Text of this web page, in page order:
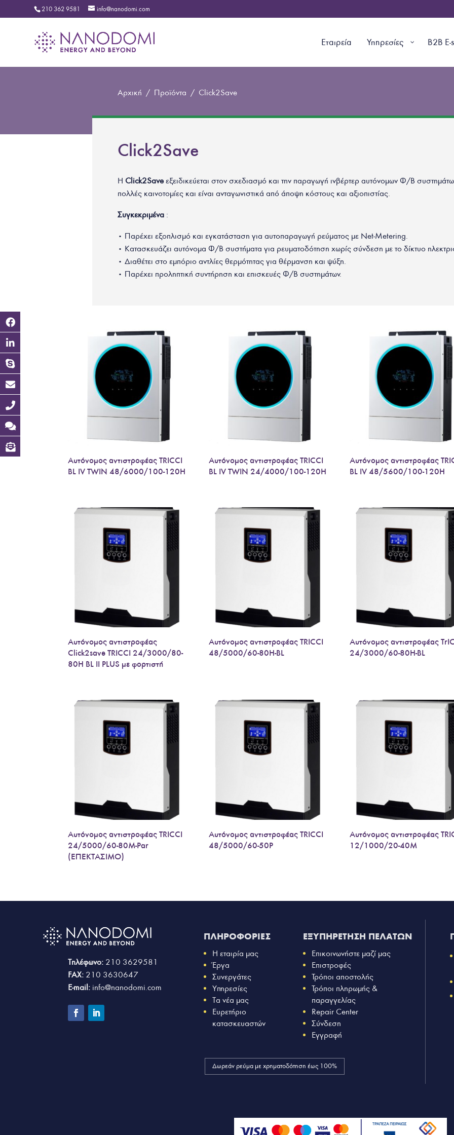
210 362 9581 info@nanodomi.com
Εταιρεία Υπηρεσίες B2B E-
Αρχική / Προϊόντα / Click2Save
Click2Save
Η Click2Saveεξειδικεύεται στον σχεδιασμό και την παραγωγή ινβέρτερ αυτόνομων Φ/Β
πολλές καινοτομίες και είναι ανταγωνιστικά από άποψη κόστους και αξιοπιστίας.
Συγκεκριμένα :
• Παρέχει εξοπλισμό και εγκατάσταση για αυτοπαραγωγή ρεύματος με Net-Metering.
• Κατασκευάζει αυτόνομα Φ/Β συστήματα για ρευματοδότηση χωρίς σύνδεση με το δίκτυο
• Διαθέτει στο εμπόριο αντλίες θερμότητας για θέρμανση και ψύξη.
• Παρέχει προληπτική συντήρηση και επισκευές Φ/Β συστημάτων.
Αυτόνομος αντιστροφέας TRICCI
BL IV TWIN 48/6000/100-120H
Αυτόνομος αντιστροφέας TRICCI
BL IV TWIN 24/4000/100-120H
Αυτόνομος αντιστροφέας
BL IV 48/5600/100-120H
Αυτόνομος αντιστροφέας
Click2save TRICCI 24/3000/80-
80H BL II PLUS με φορτιστή
Αυτόνομος αντιστροφέας TRICCI
48/5000/60-80H-BL
Αυτόνομος αντιστροφέας
24/3000/60-80H-BL
Αυτόνομος αντιστροφέας TRICCI
24/5000/60-80Μ-Par
(ΕΠΕΚΤΑΣΙΜΟ)
Αυτόνομος αντιστροφέας TRICCI
48/5000/60-50P
Αυτόνομος αντιστροφέας
12/1000/20-40M
Τηλέφωνο: 210 3629581
FAX: 210 3630647
E-mail: info@nanodomi.com
ΠΛΗΡΟΦΟΡΙΕΣ
Η εταιρία μας
Έργα
Συνεργάτες
Υπηρεσίες
Τα νέα μας
Ευρετήριο
κατασκευαστών
Δωρεάν ρεύμα με χρηματοδότηση έως 100%
ΕΞΥΠΗΡΕΤΗΣΗ ΠΕΛΑΤΩΝ
Επικοινωνήστε μαζί μας
Επιστροφές
Τρόποι αποστολής
Τρόποι πληρωμής &
παραγγελίας
Repair Center
Σύνδεση
Εγγραφή